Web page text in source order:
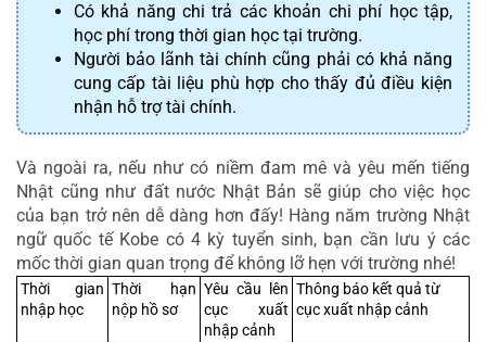
Có khả năng chi trả các khoản chi phí học tập,
học phí trong thời gian học tại trường.
Người bảo lãnh tài chính cũng phải có khả năng
cung cấp tài liệu phù hợp cho thấy đủ điều kiện
nhận hỗ trợ tài chính.
Và ngoài ra, nếu như có niềm đam mê và yêu mến tiếng
Nhật cũng như đất nước Nhật Bản sẽ giúp cho việc học
của bạn trở nên dễ dàng hơn đấy! Hàng năm trường Nhật
ngữ quốc tế Kobe có 4 kỳ tuyển sinh, bạn cần lưu ý các
mốc thời gian quan trọng để không lỡ hẹn với trường nhé!
Thời gian
nhập học
Thời hạn
nộp hồ sơ
Yêu cầu lên
cục xuất
nhập cảnh
Thông báo kết quả từ
cục xuất nhập cảnh